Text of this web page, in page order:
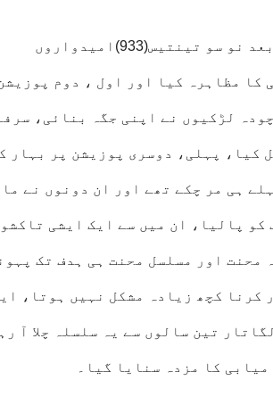
یونین پبلک سروس کمیشن(UPSC)نے تحریری وتقریری امتحان کے بعد نو سو تینتیس(933)امیدواروں
مظاہرہ کیا اور اول ، دوم
امیدواروں میں چودہ لڑکیوں نے اپنی جگہ بنائی،
کیا، پہلی، دوسری پوزیشن پر بہار
ہی مر چکے تھے اور ان دونوں نے
پالیا، ان میں سے ایک ایشی
محنت اور مسلسل محنت ہی ہدف تک
کرنا کچھ زیادہ مشکل نہیں ہوتا،
تین سالوں سے یہ سلسلہ چلا آ